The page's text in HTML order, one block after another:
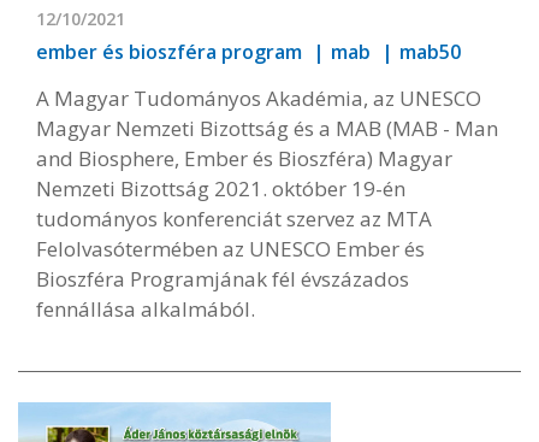
12/10/2021
ember és bioszféra program mab mab50
A Magyar Tudományos Akadémia, az UNESCO
Magyar Nemzeti Bizottság és a MAB (MAB - Man
and Biosphere, Ember és Bioszféra) Magyar
Nemzeti Bizottság 2021. október 19-én
tudományos konferenciát szervez az MTA
Felolvasótermében az UNESCO Ember és
Bioszféra Programjának fél évszázados
fennállása alkalmából.